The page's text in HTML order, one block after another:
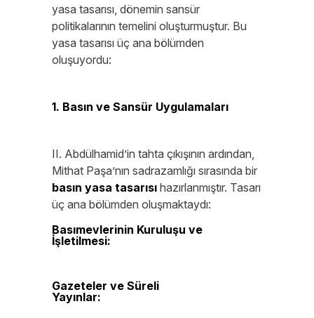
yasa tasarısı, dönemin sansür
politikalarının temelini oluşturmuştur. Bu
yasa tasarısı üç ana bölümden
oluşuyordu:
1. Basın ve Sansür Uygulamaları
II. Abdülhamid’in tahta çıkışının ardından,
Mithat Paşa’nın sadrazamlığı sırasında bir
basın yasa tasarısı hazırlanmıştır. Tasarı
üç ana bölümden oluşmaktaydı:
Basımevlerinin Kuruluşu ve
İşletilmesi: Yeni bir gazete çıkarmak için
hükümetten izin alınması zorunluydu.
Gazeteler ve Süreli
Yayınlar: